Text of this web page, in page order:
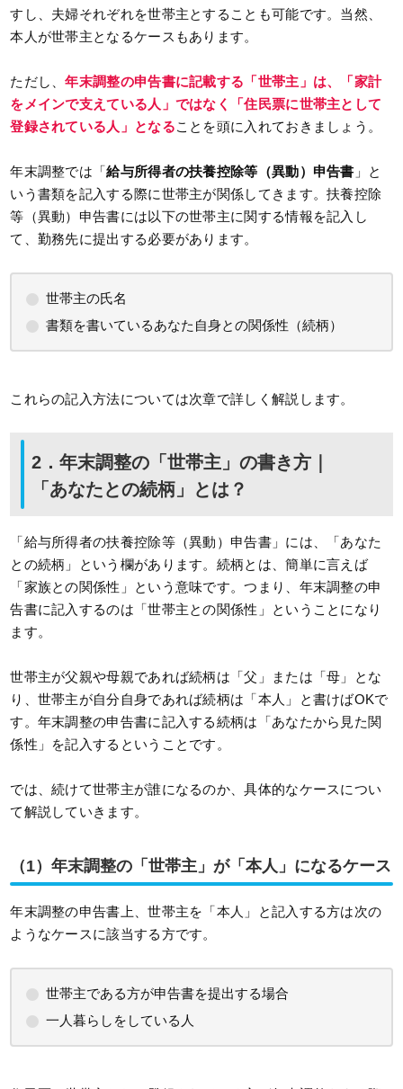
すし、夫婦それぞれを世帯主とすることも可能です。当然、
本人が世帯主となるケースもあります。
ただし、年末調整の申告書に記載する「世帯主」は、「家計
をメインで支えている人」ではなく
「住民票に世帯主として
登録されている人」 となることを頭に入れておきましょう。
年末調整では「給与所得者の扶養控除等（異動）申告書 」と
いう書類を記入する際に世帯主が関係してきます。扶養控除
等（異動）申告書には以下の世帯主に関する情報を記入し
て、勤務先に提出する必要があります。
世帯主の氏名
書類を書いているあなた自身との関係性（続柄）
これらの記入方法については次章で詳しく解説します。
2．年末調整の「世帯主」の書き方｜
「あなたとの続柄」とは？
「給与所得者の扶養控除等（異動）申告書」には、「あなた
との続柄」という欄があります。続柄とは、簡単に言えば
「家族との関係性」という意味です。つまり、年末調整の申
告書に記入するのは「世帯主との関係性」ということになり
ます。
世帯主が父親や母親であれば続柄は「父」または「母」とな
り、世帯主が自分自身であれば続柄は「本人」と書けばOKで
す。年末調整の申告書に記入する続柄は「あなたから見た関
係性」を記入するということです。
では、続けて世帯主が誰になるのか、具体的なケースについ
て解説していきます。
（1）年末調整の「世帯主」が「本人」になるケース
年末調整の申告書上、世帯主を「本人」と記入する方は次の
ようなケースに該当する方です。
世帯主である方が申告書を提出する場合
一人暮らしをしている人